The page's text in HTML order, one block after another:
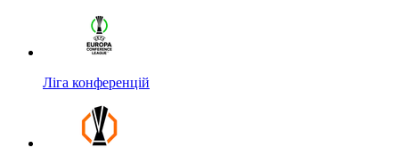
Ліга конференцій